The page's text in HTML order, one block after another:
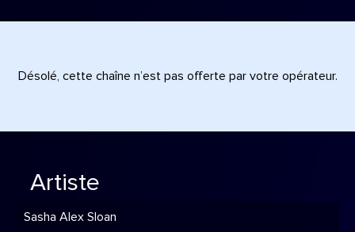
Désolé, cette chaîne n’est pas offerte par votre opérateur.
Artiste
Sasha Alex Sloan